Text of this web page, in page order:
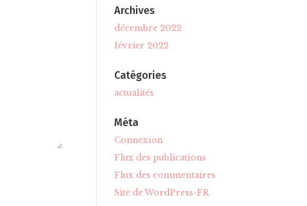
Archives
décembre 2022
février 2022
Catégories
actualités
Méta
Connexion
Flux des publications
Flux des commentaires
Site de WordPress-FR